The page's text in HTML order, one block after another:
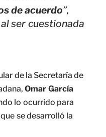
de acuerdo”,
ser cuestionada
de la Secretaría de
Omar García
lo ocurrido para
se desarrolló la